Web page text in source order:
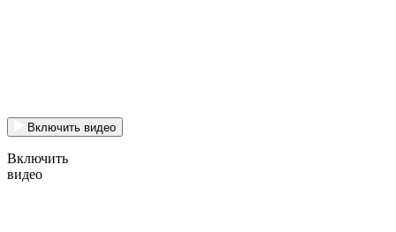
Включить видео
Включить
видео